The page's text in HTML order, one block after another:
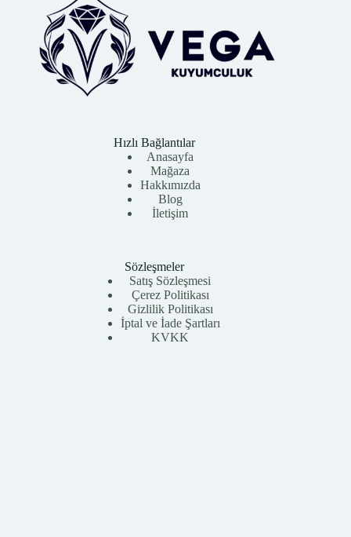
Hızlı Bağlantılar
Anasayfa
Mağaza
Hakkımızda
Blog
İletişim
Sözleşmeler
Satış Sözleşmesi
Çerez Politikası
Gizlilik Politikası
İptal ve İade Şartları
KVKK